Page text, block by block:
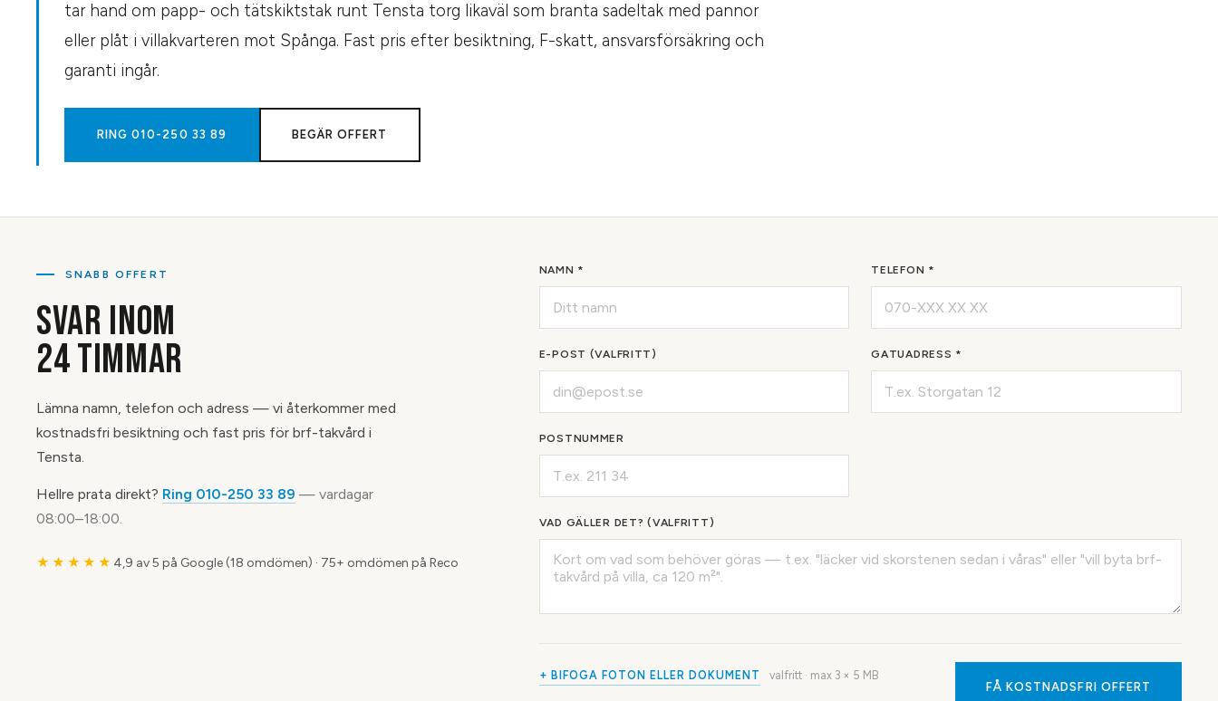
tar hand om papp- och tätskiktstak runt Tensta torg likaväl som branta sadeltak med pannor
eller plåt i villakvarteren mot Spånga. Fast pris efter besiktning, F-skatt, ansvarsförsäkring och
garanti ingår.
RING010-250 33 89 BEGÄR OFFERT
SNABB OFFERT
SVAR INOM
24 TIMMAR
Lämna namn, telefon och adress — vi återkommer med
kostnadsfri besiktning och fast pris för brf-takvård i
Tensta.
Hellre prata direkt? Ring 010-250 33 89 — vardagar
08:00–18:00.
★★★★★ 4,9 av 5 på Google (18 omdömen) · 75+ omdömen på Reco
NAMN * TELEFON *
E-POST (VALFRITT) GATUADRESS *
POSTNUMMER
VAD GÄLLER DET? (VALFRITT)
+ BIFOGA FOTON ELLER DOKUMENT valfritt · max 3× 5 MB
FÅ KOSTNADSFRI OFFERT